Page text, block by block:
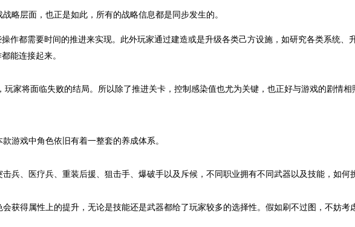
略层面，也正是如此，所有的战略信息都是同步发生的。
作都需要时间的推进来实现。此外玩家通过建造或是升级各类己方设施，如研究各类系统、
能连接起来。
家将面临失败的结局。所以除了推进关卡，控制感染值也尤为关键，也正好与游戏的剧情相
游戏中角色依旧有着一整套的养成体系。
兵、医疗兵、重装后援、狙击手、爆破手以及斥候，不同职业拥有不同武器以及技能，如何
获得属性上的提升，无论是技能还是武器都给了玩家较多的选择性。假如刷不过图，不妨考